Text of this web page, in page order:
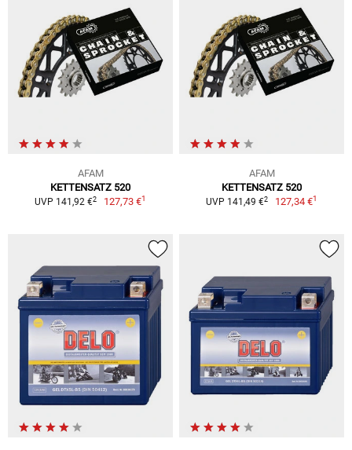
AFAM
KETTENSATZ 520
UVP 141,92 €2 127,73 €1
AFAM
KETTENSATZ 520
UVP 141,49 €2 127,34 €1